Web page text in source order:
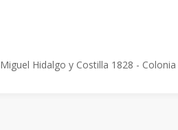
Miguel Hidalgo y Costilla 1828 -